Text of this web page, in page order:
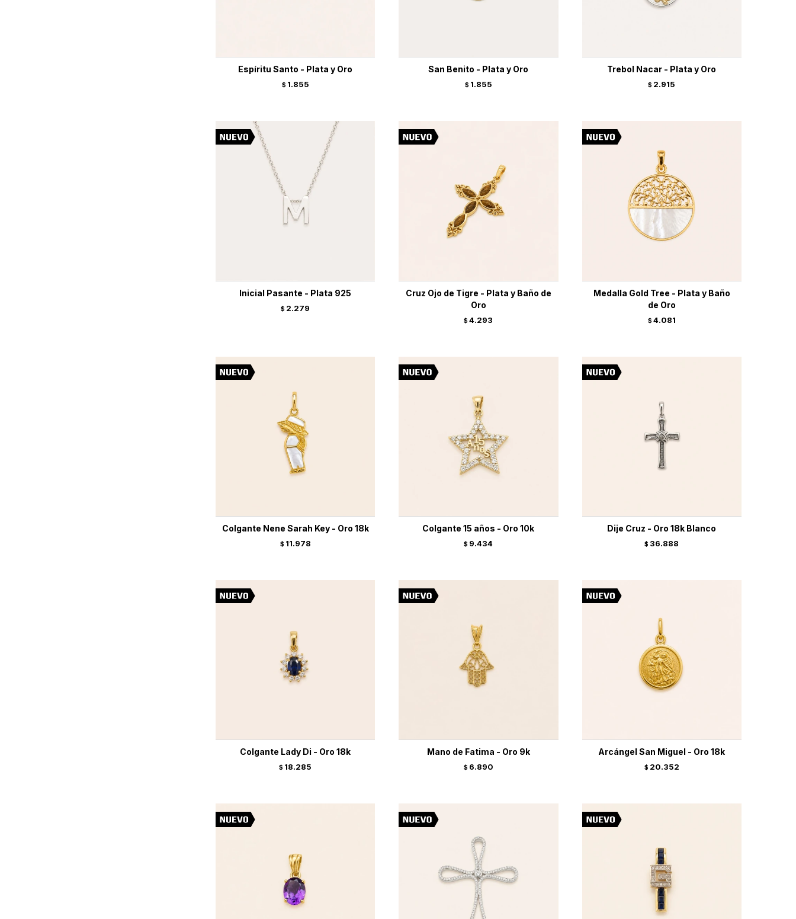
Espíritu Santo - Plata y Oro
$ 1.855
San Benito - Plata y Oro
$ 1.855
Trebol Nacar - Plata y Oro
$ 2.915
Inicial Pasante - Plata 925
$ 2.279
Cruz Ojo de Tigre - Plata y Baño de
Oro
$ 4.293
Medalla Gold Tree - Plata y Baño
de Oro
$ 4.081
Colgante Nene Sarah Key - Oro 18k
$ 11.978
Colgante 15 años - Oro 10k
$ 9.434
Dije Cruz - Oro 18k Blanco
$ 36.888
Colgante Lady Di - Oro 18k
$ 18.285
Mano de Fatima - Oro 9k
$ 6.890
Arcángel San Miguel - Oro 18k
$ 20.352